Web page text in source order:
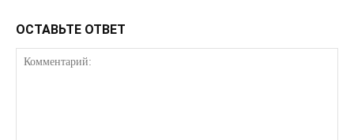
ОСТАВЬТЕ ОТВЕТ